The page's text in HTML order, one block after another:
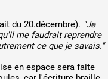
du 20.décembre). "Je
me faudrait reprendre
ce que je savais."
en espace sera faite